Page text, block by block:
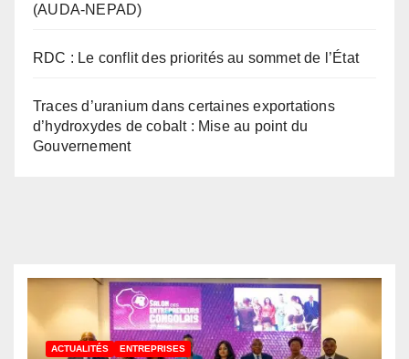
(AUDA-NEPAD)
RDC : Le conflit des priorités au sommet de l’État
Traces d’uranium dans certaines exportations
d’hydroxydes de cobalt : Mise au point du
Gouvernement
ACTUALITÉS ENTREPRISES